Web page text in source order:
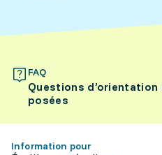
FAQ
Questions
posées
Information pour